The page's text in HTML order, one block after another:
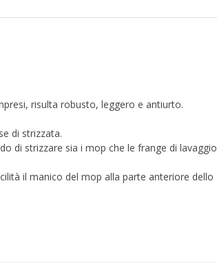
risulta robusto, leggero e antiurto.
di strizzata.
di strizzare sia i mop che le frange di lavaggio
il manico del mop alla parte anteriore dello